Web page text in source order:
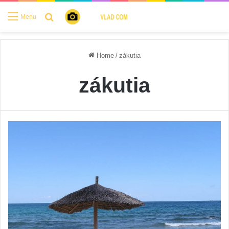
Menu Search for
Home / zákutia
zákutia